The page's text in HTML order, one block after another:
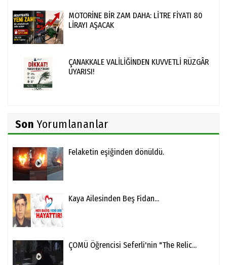
MOTORİNE BİR ZAM DAHA: LİTRE FİYATI 80
LİRAYI AŞACAK
ÇANAKKALE VALİLİĞİNDEN KUVVETLİ RÜZGÂR
UYARISI!
Son Yorumlananlar
Felaketin eşiğinden dönüldü.
Kaya Ailesinden Beş Fidan...
ÇOMÜ Öğrencisi Seferli'nin "The Relic...